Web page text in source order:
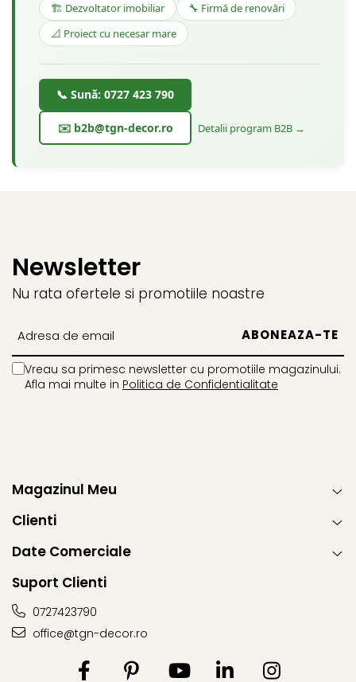
🏗️ Dezvoltator imobiliar
🔧 Firmă de renovări
📐 Proiect cu necesar mare
📞 Sună: 0727 423 790
✉️ b2b@tgn-decor.ro Detalii program B2B →
Newsletter
Nu rata ofertele si promotiile noastre
Vreau sa primesc newsletter cu promotiile magazinului.
Afla mai multe in Politica de Confidentialitate
Magazinul Meu
Clienti
Date Comerciale
Suport Clienti
0727423790
office@tgn-decor.ro